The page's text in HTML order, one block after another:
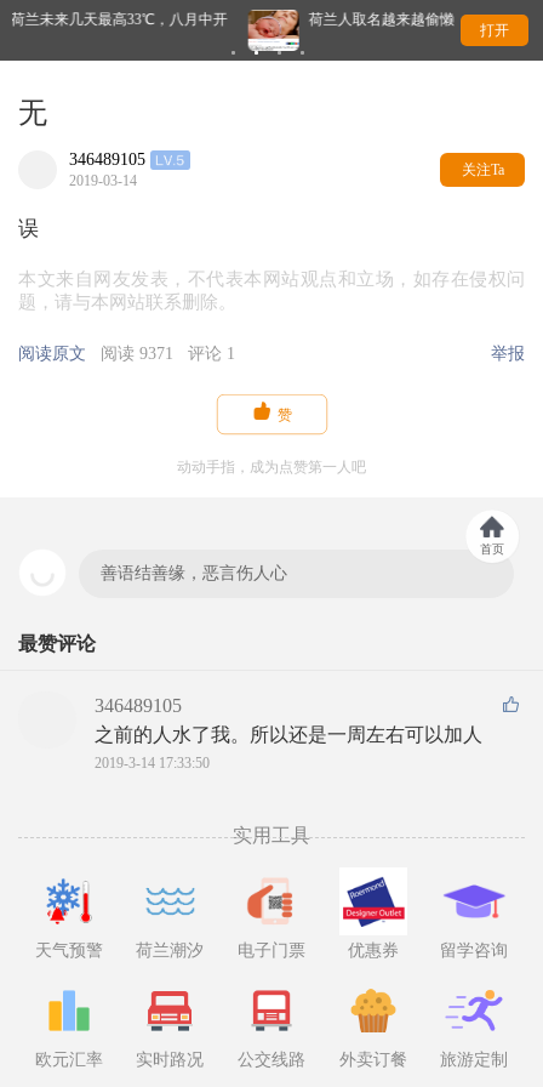
，八月中开 荷兰人取名越来越偷懒？这几个名字几乎满大街都是
打开
无
346489105
2019-03-14
关注Ta
误
本文来自网友发表，不代表本网站观点和立场，如存在侵权问
题，请与本网站联系删除。
阅读原文 阅读 9371 评论 1 举报
 赞
动动手指，成为点赞第一人吧
善语结善缘，恶言伤人心
最赞评论
346489105
之前的人水了我。所以还是一周左右可以加人
2019-3-14 17:33:50
首页
实用工具
天气预警 荷兰潮汐 电子门票 优惠券 留学咨询
欧元汇率 实时路况 公交线路 外卖订餐 旅游定制